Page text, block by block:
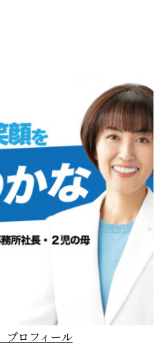
プロフィール